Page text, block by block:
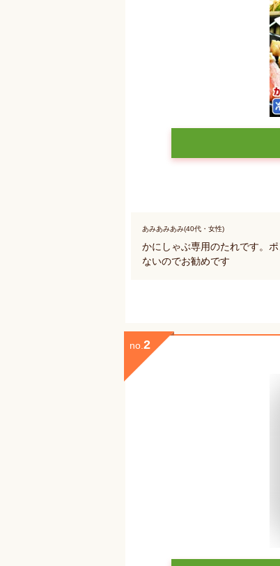
あみあみあみ(40代・女性)
かにしゃぶ専用のたれです。
ないのでお勧めです
no. 2